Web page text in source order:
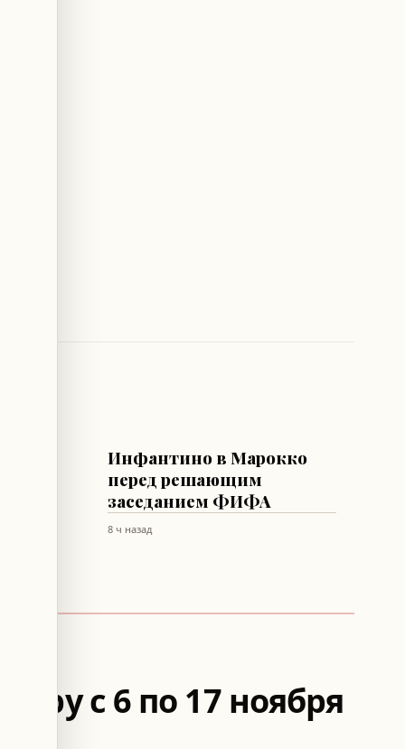
Инфантино в Марокко
перед решающим
заседанием ФИФА
8 ч назад
с 6 по 17 ноября